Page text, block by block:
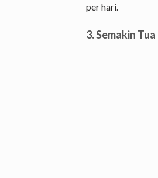
per hari.
3. Semakin